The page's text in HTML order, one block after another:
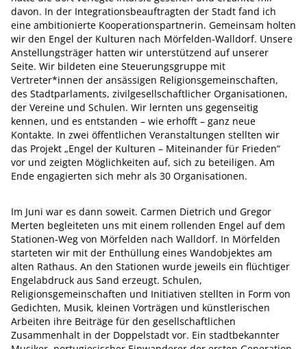
davon. In der Integrationsbeauftragten der Stadt fand ich
eine ambitionierte Kooperationspartnerin. Gemeinsam holten
wir den Engel der Kulturen nach Mörfelden-Walldorf. Unsere
Anstellungsträger hatten wir unterstützend auf unserer
Seite. Wir bildeten eine Steuerungsgruppe mit
Vertreter*innen der ansässigen Religionsgemeinschaften,
des Stadtparlaments, zivilgesellschaftlicher Organisationen,
der Vereine und Schulen. Wir lernten uns gegenseitig
kennen, und es entstanden – wie erhofft – ganz neue
Kontakte. In zwei öffentlichen Veranstaltungen stellten wir
das Projekt „Engel der Kulturen – Miteinander für Frieden“
vor und zeigten Möglichkeiten auf, sich zu beteiligen. Am
Ende engagierten sich mehr als 30 Organisationen.
Im Juni war es dann soweit. Carmen Dietrich und Gregor
Merten begleiteten uns mit einem rollenden Engel auf dem
Stationen-Weg von Mörfelden nach Walldorf. In Mörfelden
starteten wir mit der Enthüllung eines Wandobjektes am
alten Rathaus. An den Stationen wurde jeweils ein flüchtiger
Engelabdruck aus Sand erzeugt. Schulen,
Religionsgemeinschaften und Initiativen stellten in Form von
Gedichten, Musik, kleinen Vorträgen und künstlerischen
Arbeiten ihre Beiträge für den gesellschaftlichen
Zusammenhalt in der Doppelstadt vor. Ein stadtbekannter